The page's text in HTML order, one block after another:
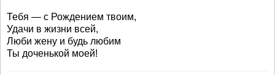
Тебя — с Рождением твоим,
Удачи в жизни всей,
Люби жену и будь любим
Ты доченькой моей!